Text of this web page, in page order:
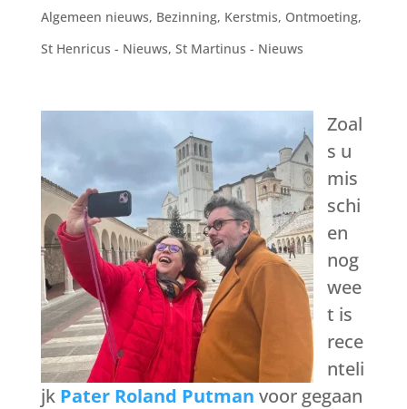
Algemeen nieuws, Bezinning, Kerstmis, Ontmoeting,
St Henricus - Nieuws, St Martinus - Nieuws
Zoal
s u
mis
schi
en
nog
wee
t is
rece
nteli
jk Pater Roland Putman voor gegaan